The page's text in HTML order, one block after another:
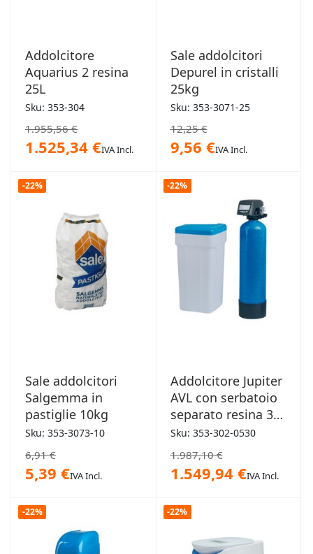
Addolcitore
Aquarius 2 resina
25L
Sku: 353-304
1.955,56 €
1.525,34 €IVA Incl.
Sale addolcitori
Depurel in cristalli
25kg
Sku: 353-3071-25
12,25 €
9,56 €IVA Incl.
-22%
Sale addolcitori
Salgemma in
pastiglie 10kg
Sku: 353-3073-10
6,91 €
5,39 €IVA Incl.
-22%
Addolcitore Jupiter
AVL con serbatoio
separato resina 30
- 3/4"
Sku: 353-302-0530
1.987,10 €
1.549,94 €IVA Incl.
-22% -22%